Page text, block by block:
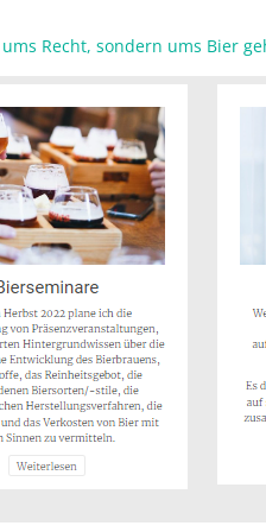
ums Recht, sondern ums Bier